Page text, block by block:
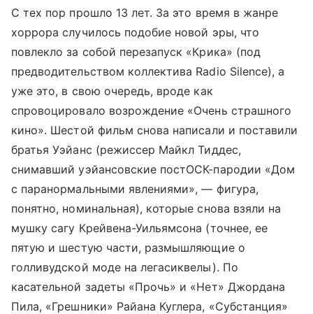
С тех пор прошло 13 лет. За это время в жанре
хоррора случилось подобие новой эры, что
повлекло за собой перезапуск «Крика» (под
предводительством коллектива Radio Silence), а
уже это, в свою очередь, вроде как
спровоцировало возрождение «Очень страшного
кино». Шестой фильм снова написали и поставили
братья Уэйанс (режиссер Майкл Тиддес,
снимавший уэйансовские постОСК-пародии «Дом
с паранормальными явлениями», — фигура,
понятно, номинальная), которые снова взяли на
мушку сагу Крейвена-Уильямсона (точнее, ее
пятую и шестую части, размышляющие о
голливудской моде на легасиквелы). По
касательной задеты «Прочь» и «Нет» Джордана
Пила, «Грешники» Райана Куглера, «Субстанция»